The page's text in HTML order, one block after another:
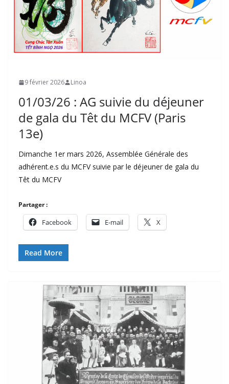
9 février 2026 Linoa
01/03/26 : AG suivie du déjeuner
de gala du Têt du MCFV (Paris
13e)
Dimanche 1er mars 2026, Assemblée Générale des
adhérent.e.s du MCFV suivie par le déjeuner de gala du
Têt du MCFV
Partager :
Facebook E-mail X
Read More